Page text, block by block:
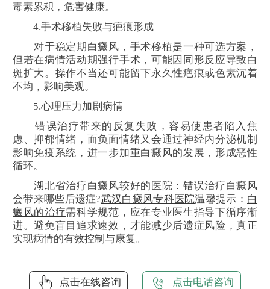
毒素累积，危害健康。
4.手术移植失败与疤痕形成
对于稳定期白癜风，手术移植是一种可选方案，
但若在病情活动期强行手术，可能因同形反应导致白
斑扩大。操作不当还可能留下永久性疤痕或色素沉着
不均，影响美观。
5.心理压力加剧病情
错误治疗带来的反复失败，容易使患者陷入焦
虑、抑郁情绪，而负面情绪又会通过神经内分泌机制
影响免疫系统，进一步加重白癜风的发展，形成恶性
循环。
湖北省治疗白癜风较好的医院：错误治疗白癜风
会带来哪些后遗症?武汉白癜风专科医院温馨提示： 白
癜风的治疗需科学规范，应在专业医生指导下循序渐
进。避免盲目追求速效，才能减少后遗症风险，真正
实现病情的有效控制与康复。
点击在线咨询 点击电话咨询